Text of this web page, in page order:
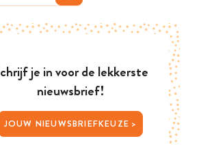
je in voor de lekkerste
nieuwsbrief!
JOUW NIEUWSBRIEFKEUZE >